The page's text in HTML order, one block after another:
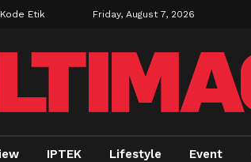
Kode Etik Friday, August 7, 2026
IPTEK Lifestyle Event